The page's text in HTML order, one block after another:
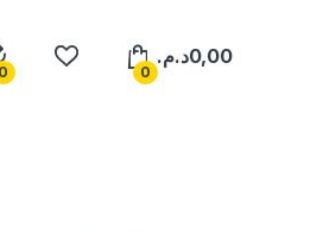
0 0
0,00د.م.